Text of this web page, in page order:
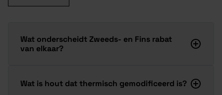
Wat onderscheidt Zweeds- en Fins rabat
van elkaar?
Wat is hout dat thermisch gemodificeerd is?